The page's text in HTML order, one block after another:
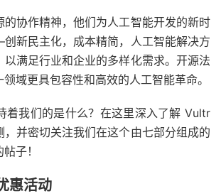
的协作精神，他们为人工智能开发的新时
新民主化，成本精简，人工智能解决方
以满足行业和企业的多样化需求。开源法
域更具包容性和高效的人工智能革命。
我们的是什么？ 在这里深入了解 Vultr
，并密切关注我们在这个由七部分组成的
子！
惠活动